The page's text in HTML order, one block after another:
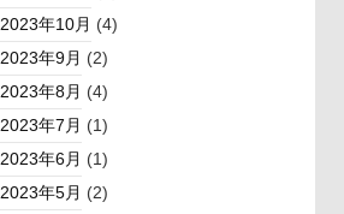
2023年10月 (4)
2023年9月 (2)
2023年8月 (4)
2023年7月 (1)
2023年6月 (1)
2023年5月 (2)